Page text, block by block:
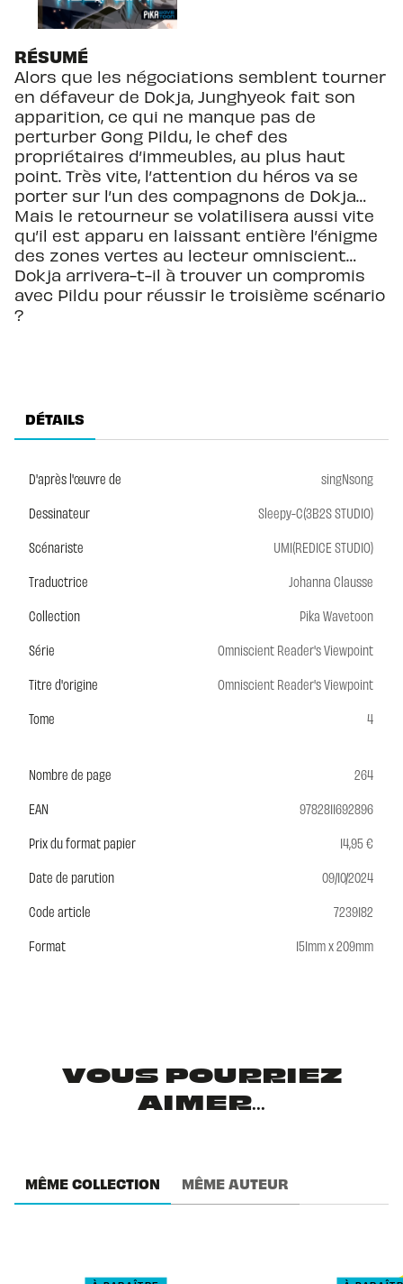
RÉSUMÉ
Alors que les négociations semblent tourner
en défaveur de Dokja, Junghyeok fait son
apparition, ce qui ne manque pas de
perturber Gong Pildu, le chef des
propriétaires d’immeubles, au plus haut
point. Très vite, l’attention du héros va se
porter sur l’un des compagnons de Dokja…
Mais le retourneur se volatilisera aussi vite
qu’il est apparu en laissant entière l’énigme
des zones vertes au lecteur omniscient…
Dokja arrivera-t-il à trouver un compromis
avec Pildu pour réussir le troisième scénario
?
DÉTAILS
D'après l'œuvre de
singNsong
Dessinateur
Sleepy-C(3B2S STUDIO)
Scénariste
UMI(REDICE STUDIO)
Traductrice
Johanna Clausse
Collection
Pika Wavetoon
Série
Omniscient Reader's Viewpoint
Titre d'origine
Omniscient Reader's Viewpoint
Tome
4
Nombre de page
264
EAN
9782811692896
Prix du format papier
14,95 €
Date de parution
09/10/2024
Code article
7239182
Format
151mm x 209mm
VOUS POURRIEZ
AIMER...
MÊME COLLECTION MÊME AUTEUR